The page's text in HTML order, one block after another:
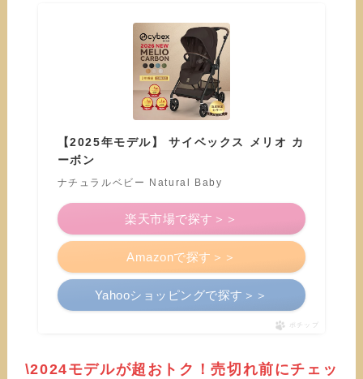
【2025年モデル】 サイベックス メリオ カ
ーボン
ナチュラルベビー Natural Baby
Amazonで探す＞＞
楽天市場で探す＞＞
Yahooショッピングで探す＞＞
ポチップ
\2024モデルが超おトク！売切れ前にチェッ